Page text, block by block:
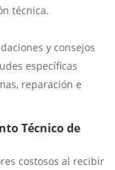
técnica.
y consejos
específicas
reparación e
Técnico de
costosos al recibir